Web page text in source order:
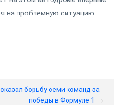
на проблемную ситуацию
борьбу семи команд за
победы в Формуле 1